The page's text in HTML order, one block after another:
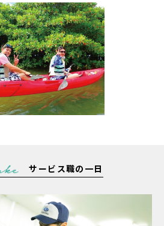
サービス職の一日